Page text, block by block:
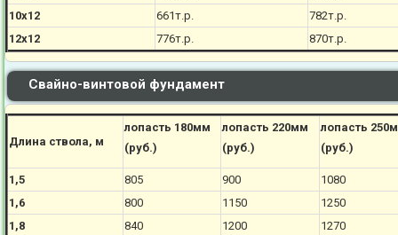
10х12
661т.р. 782т.р.
12х12
776т.р. 870т.р.
Свайно-винтовой фундамент
Длина ствола, м
лопасть 180мм
(руб.)
лопасть 220мм
(руб.)
лопасть
(руб.)
1,5 805 900
1080
1,6
800 1150
1250
1,8
840 1200
1270